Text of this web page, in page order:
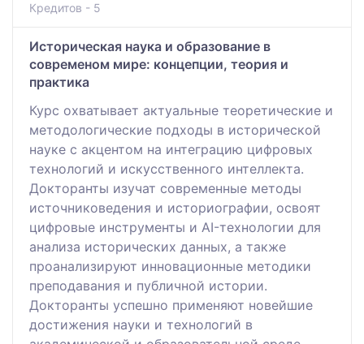
Кредитов - 5
Историческая наука и образование в
современом мире: концепции, теория и
практика
Курс охватывает актуальные теоретические и
методологические подходы в исторической
науке с акцентом на интеграцию цифровых
технологий и искусственного интеллекта.
Докторанты изучат современные методы
источниковедения и историографии, освоят
цифровые инструменты и AI-технологии для
анализа исторических данных, а также
проанализируют инновационные методики
преподавания и публичной истории.
Докторанты успешно применяют новейшие
достижения науки и технологий в